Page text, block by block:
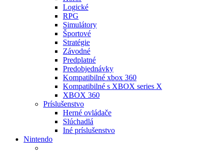
Logické
RPG
Simulátory
Športové
Stratégie
Závodné
Predplatné
Predobjednávky
Kompatibilné xbox 360
Kompatibilné s XBOX series X
XBOX 360
Príslušenstvo
Herné ovládače
Slúchadlá
Iné príslušenstvo
Nintendo